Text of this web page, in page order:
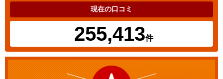
現在の口コミ
255,413件